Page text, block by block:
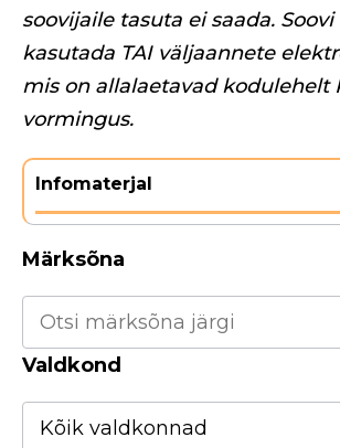
soovijaile tasuta ei saada.
kasutada TAI väljaannete
mis on allalaetavad kodulehelt
vormingus.
Infomaterjal
Märksõna
Valdkond